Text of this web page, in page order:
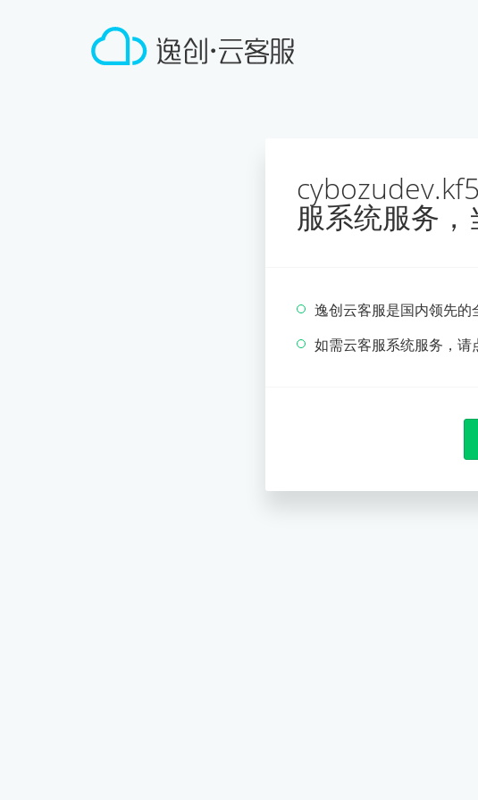
服系统服务
逸创云客服是国内领先的
如需云客服系统服务，请